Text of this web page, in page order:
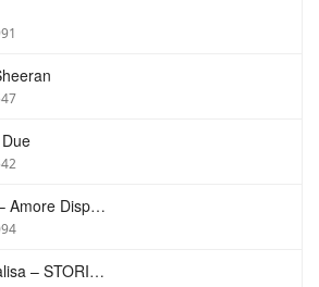
Achille Lauro – Amore Disperato
Tananai, Annalisa – STORIE BREVI